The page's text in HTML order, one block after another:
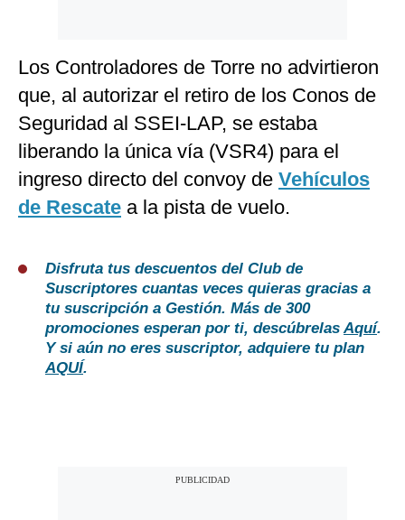
Los Controladores de Torre no advirtieron
que, al autorizar el retiro de los Conos de
Seguridad al SSEI-LAP, se estaba
liberando la única vía (VSR4) para el
ingreso directo del convoy de Vehículos
de Rescate a la pista de vuelo.
Disfruta tus descuentos del Club de
Suscriptores cuantas veces quieras gracias a
tu suscripción a Gestión. Más de 300
promociones esperan por ti, descúbrelasAquí.
Y si aún no eres suscriptor, adquiere tu plan
AQUÍ.